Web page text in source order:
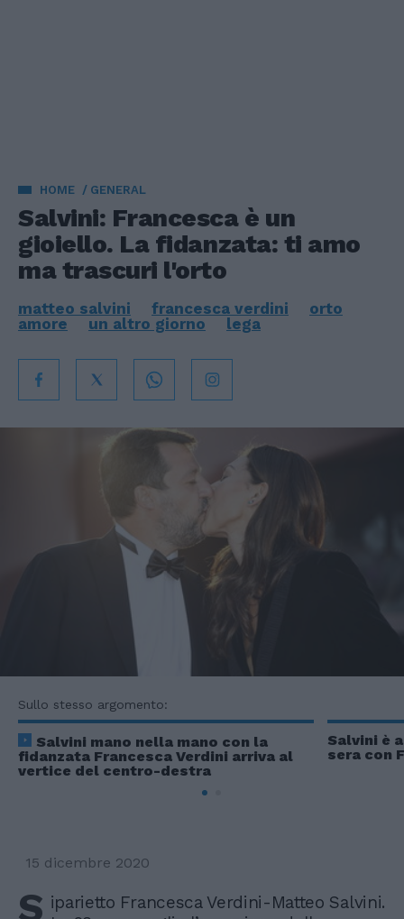
HOME GENERAL
Salvini: Francesca è un
gioiello. La fidanzata: ti amo
ma trascuri l'orto
matteo salvini francesca verdini
orto
amore
un altro giorno lega
Sullo stesso argomento:
Salvini mano nella mano con la
fidanzata Francesca Verdini arriva al
vertice del centro-destra
Salvini è
sera con
15 dicembre 2020
S iparietto Francesca Verdini-Matteo Salvini.